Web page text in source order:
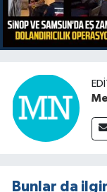
Bunlar da